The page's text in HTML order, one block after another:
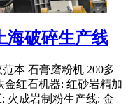
海破碎生产线
本 石膏磨粉机 200多
金红石机器: 红砂岩精加
火成岩制粉生产线: 金